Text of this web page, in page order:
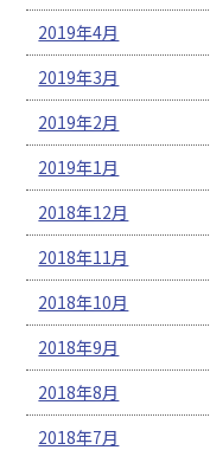
2019年4月
2019年3月
2019年2月
2019年1月
2018年12月
2018年11月
2018年10月
2018年9月
2018年8月
2018年7月